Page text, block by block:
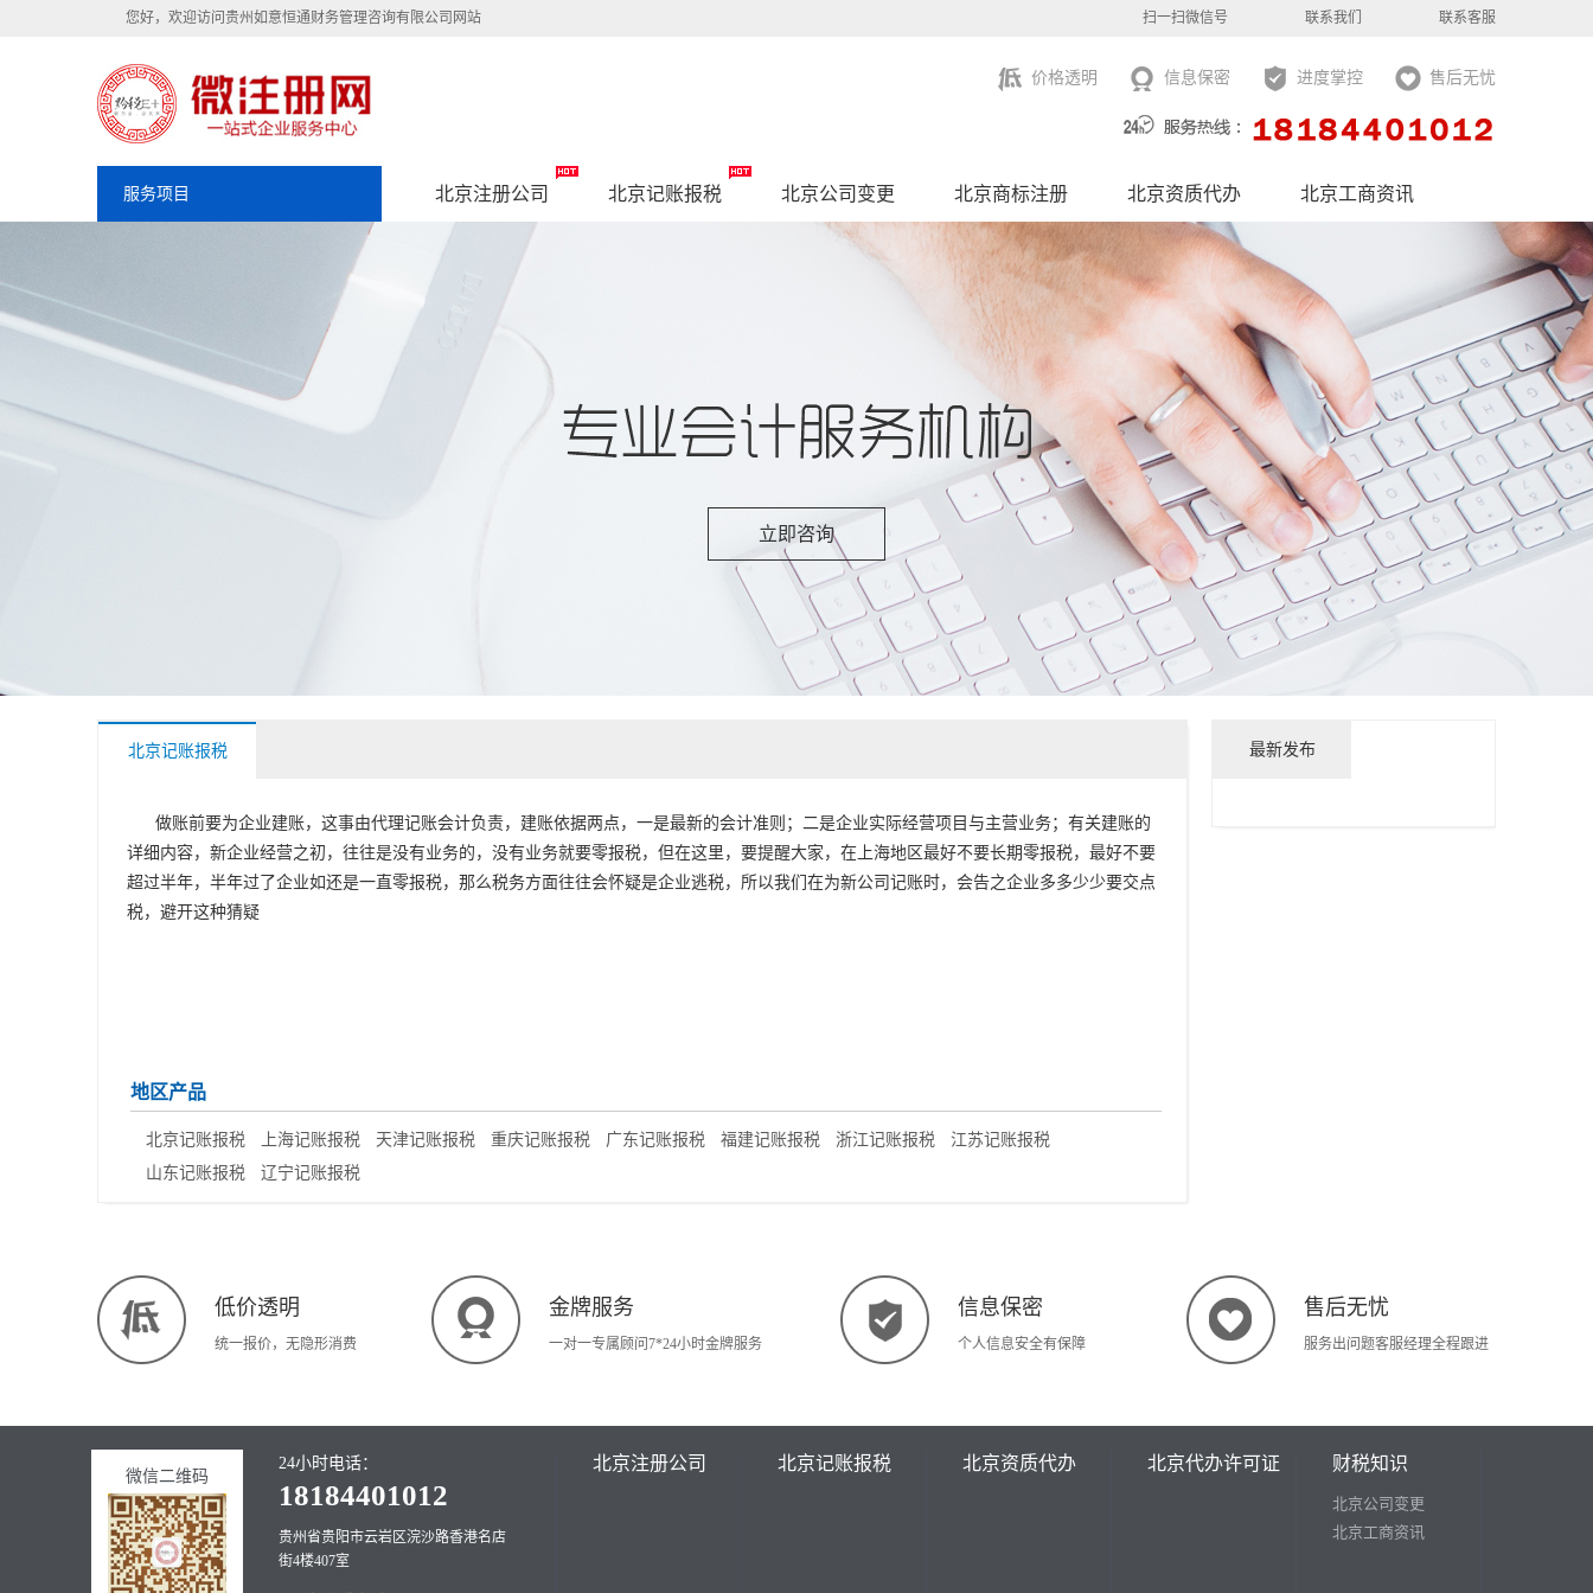
您好，欢迎访问贵州如意恒通财务管理咨询有限公司网站 扫一扫微信号 联系我们 联系客服
价格透明 信息保密 进度掌控 售后无忧
服务项目 北京注册公司 北京记账报税 北京公司变更 北京商标注册 北京资质代办 北京工商资讯
北京如意恒通
立即咨询
北京记账报税
做账前要为企业建账，这事由代理记账会计负责，建账依据两点，一是最新的会计准则；二是企业实际经营项目与主营业务；有关建账的
详细内容， 新企业经营之初，往往是没有业务的，没有业务就要零报税，但在这里，要提醒大家，在上海地区最好不要长期零报税，最好不要
超过半年，半年过了企业如还是一直零报税，那么税务方面往往会怀疑是企业逃税，所以我们在为新公司记账时，会告之企业多多少少要交点
税，避开这种猜疑
地区产品
北京记账报税 上海记账报税 天津记账报税 重庆记账报税 广东记账报税 福建记账报税 浙江记账报税
江苏记账报税
山东记账报税
辽宁记账报税
最新发布
低价透明
统一报价，无隐形消费
金牌服务
一对一专属顾问7*24小时金牌服务
信息保密
个人信息安全有保障
售后无忧
服务出问题客服经理全程跟进
微信二维码
24小时电话：
18184401012
贵州省贵阳市云岩区浣沙路香港名店
街4楼407室
北京注册公司 北京记账报税 北京资质代办 北京代办许可证 财税知识
北京公司变更
北京工商资讯